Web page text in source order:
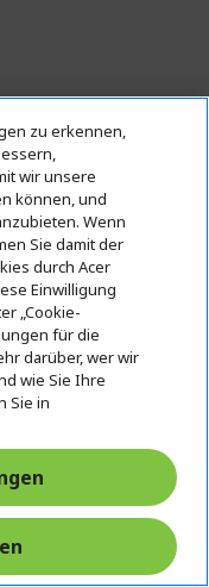
2,10 GHz
genutzter
Angebot
SIE EINEN
zu erkennen,
wir unsere
können, und
Wenn
Sie damit der
durch Acer
Einwilligung
„Cookie-
für die
darüber, wer wir
wie Sie Ihre
Sie in